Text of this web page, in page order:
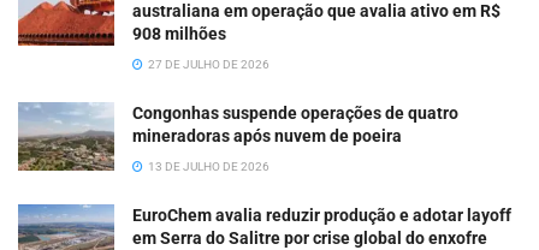
australiana em operação que avalia ativo em R$
908 milhões
27 DE JULHO DE 2026
Congonhas suspende operações de quatro
mineradoras após nuvem de poeira
13 DE JULHO DE 2026
EuroChem avalia reduzir produção e adotar layoff
em Serra do Salitre por crise global do enxofre